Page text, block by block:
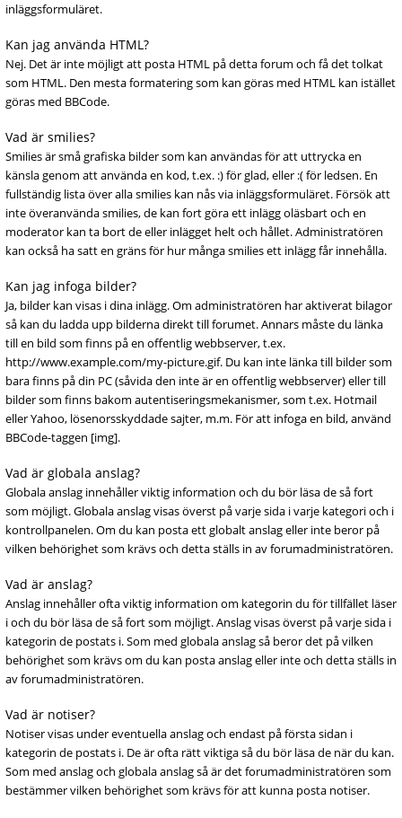
inläggsformuläret.
Kan jag använda HTML?
Nej. Det är inte möjligt att posta HTML på detta forum och få det tolkat
som HTML. Den mesta formatering som kan göras med HTML kan istället
göras med BBCode.
Vad är smilies?
Smilies är små grafiska bilder som kan användas för att uttrycka en
känsla genom att använda en kod, t.ex. :) för glad, eller :( för ledsen. En
fullständig lista över alla smilies kan nås via inläggsformuläret. Försök att
inte överanvända smilies, de kan fort göra ett inlägg oläsbart och en
moderator kan ta bort de eller inlägget helt och hållet. Administratören
kan också ha satt en gräns för hur många smilies ett inlägg får innehålla.
Kan jag infoga bilder?
Ja, bilder kan visas i dina inlägg. Om administratören har aktiverat bilagor
så kan du ladda upp bilderna direkt till forumet. Annars måste du länka
till en bild som finns på en offentlig webbserver, t.ex.
http://www.example.com/my-picture.gif. Du kan inte länka till bilder som
bara finns på din PC (såvida den inte är en offentlig webbserver) eller till
bilder som finns bakom autentiseringsmekanismer, som t.ex. Hotmail
eller Yahoo, lösenorsskyddade sajter, m.m. För att infoga en bild, använd
BBCode-taggen [img].
Vad är globala anslag?
Globala anslag innehåller viktig information och du bör läsa de så fort
som möjligt. Globala anslag visas överst på varje sida i varje kategori och i
kontrollpanelen. Om du kan posta ett globalt anslag eller inte beror på
vilken behörighet som krävs och detta ställs in av forumadministratören.
Vad är anslag?
Anslag innehåller ofta viktig information om kategorin du för tillfället läser
i och du bör läsa de så fort som möjligt. Anslag visas överst på varje sida i
kategorin de postats i. Som med globala anslag så beror det på vilken
behörighet som krävs om du kan posta anslag eller inte och detta ställs in
av forumadministratören.
Vad är notiser?
Notiser visas under eventuella anslag och endast på första sidan i
kategorin de postats i. De är ofta rätt viktiga så du bör läsa de när du kan.
Som med anslag och globala anslag så är det forumadministratören som
bestämmer vilken behörighet som krävs för att kunna posta notiser.